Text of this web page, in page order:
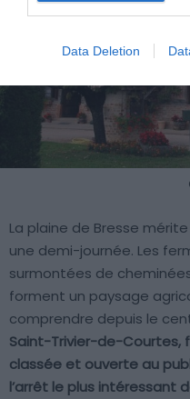
Data Deletion
La plaine de Bresse
une demi-journée. Les
surmontées de
forment un paysage
comprendre depuis le
Saint-Trivier-de-Courtes,
classée et ouverte au
l’arrêt le plus intéressant